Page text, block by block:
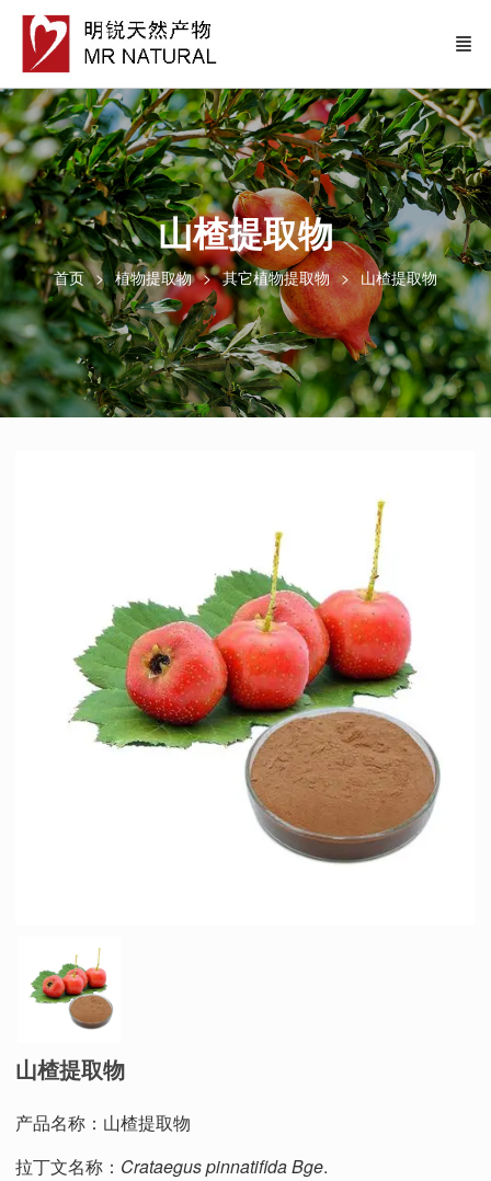
山楂提取物
首页 植物提取物 其它植物提取物 山楂提取物
山楂提取物
产品名称：山楂提取物
拉丁文名称： Crataegus pinnatifida Bge.